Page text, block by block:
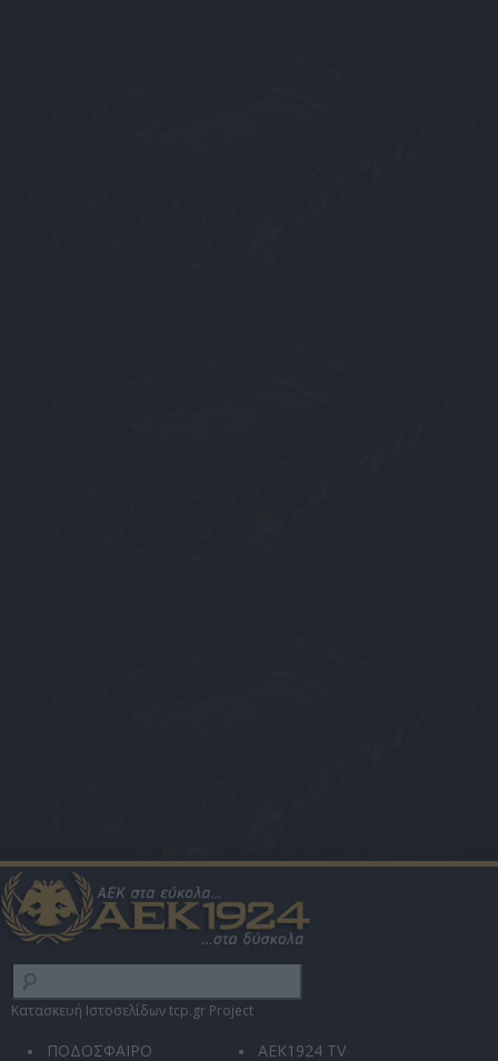
Κατασκευή Ιστοσελίδων tcp.gr Project
ΠΟΔΟΣΦΑΙΡΟ AEK1924 TV